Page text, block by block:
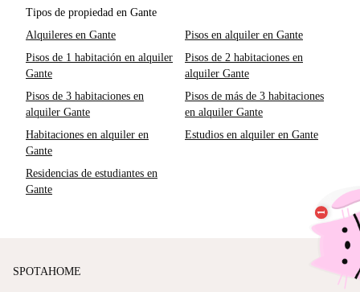
Tipos de propiedad en Gante
Alquileres en Gante
Pisos en alquiler en Gante
Pisos de 1 habitación en alquiler
Gante
Pisos de 2 habitaciones en
alquiler Gante
Pisos de 3 habitaciones en
alquiler Gante
Pisos de más de 3 habitaciones
en alquiler Gante
Habitaciones en alquiler en
Gante
Estudios en alquiler en Gante
Residencias de estudiantes en
Gante
SPOTAHOME